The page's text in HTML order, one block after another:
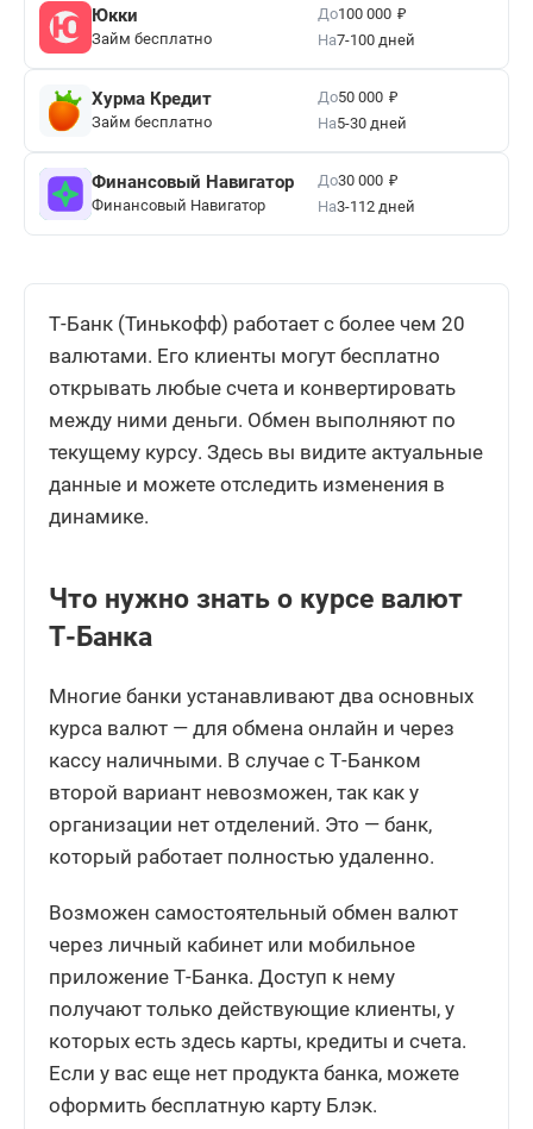
Юкки
Займ бесплатно
До100 000 ₽
На7-100 дней
Хурма Кредит
Займ бесплатно
До50 000 ₽
На5-30 дней
Финансовый Навигатор
Финансовый Навигатор
До30 000 ₽
На3-112 дней
Т-Банк (Тинькофф) работает с более чем 20
валютами. Его клиенты могут бесплатно
открывать любые счета и конвертировать
между ними деньги. Обмен выполняют по
текущему курсу. Здесь вы видите актуальные
данные и можете отследить изменения в
динамике.
Что нужно знать о курсе валют
Т-Банка
Многие банки устанавливают два основных
курса валют — для обмена онлайн и через
кассу наличными. В случае с Т-Банком
второй вариант невозможен, так как у
организации нет отделений. Это — банк,
который работает полностью удаленно.
Возможен самостоятельный обмен валют
через личный кабинет или мобильное
приложение Т-Банка. Доступ к нему
получают только действующие клиенты, у
которых есть здесь карты, кредиты и счета.
Если у вас еще нет продукта банка, можете
оформить бесплатную карту Блэк.